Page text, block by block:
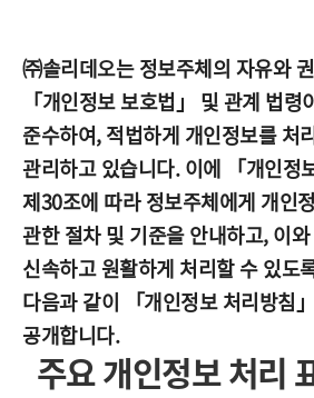
㈜솔리데오는 정보주체의 자유와
「개인정보 보호법」 및 관계 법령
준수하여, 적법하게 개인정보를 처
관리하고 있습니다. 이에 「개인정
제30조에 따라 정보주체에게 개인
관한 절차 및 기준을 안내하고, 이
신속하고 원활하게 처리할 수 있도
다음과 같이 「개인정보 처리방침
공개합니다.
주요 개인정보 처리